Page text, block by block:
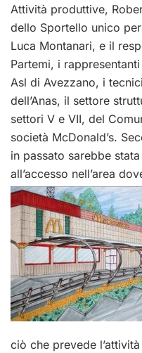
Attività produttive,
dello Sportello unico
Luca Montanari, e il
Partemi, i
Asl di Avezzano, i
dell’Anas, il settore
settori V e VII, del
società McDonald’s.
in passato sarebbe
all’accesso nell’area
ciò che prevede